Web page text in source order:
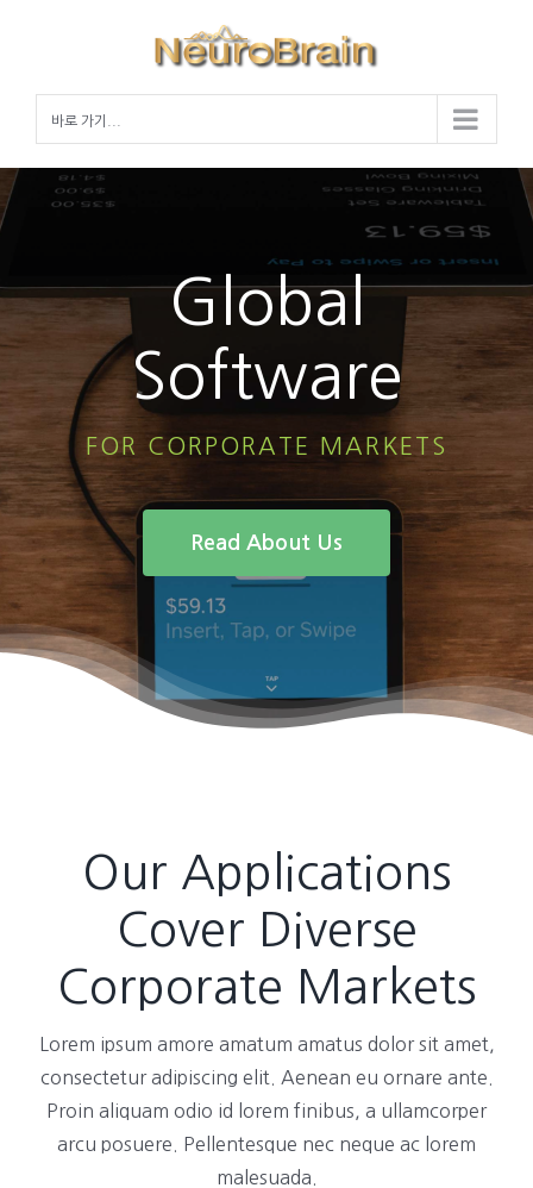
바로 가기...
Global
Software
FOR CORPORATE MARKETS
Read About Us
Our Applications
Cover Diverse
Corporate Markets
Lorem ipsum amore amatum amatus dolor sit amet,
consectetur adipiscing elit. Aenean eu ornare ante.
Proin aliquam odio id lorem finibus, a ullamcorper
arcu posuere. Pellentesque nec neque ac lorem
malesuada.